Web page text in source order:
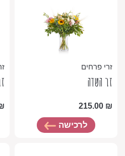
זרי פרחים
זר השדה
215.00 ₪
לרכישה